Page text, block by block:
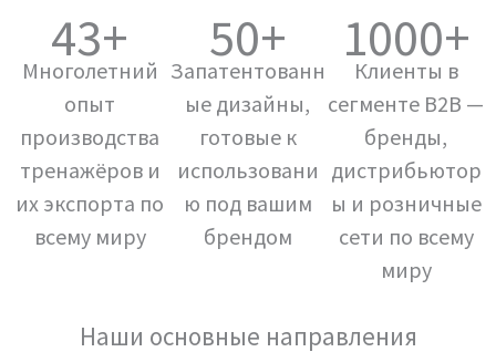
43+
Многолетний
опыт
производства
тренажёров и
их экспорта по
всему миру
50+
Запатентованн
ые дизайны,
готовые к
использовани
ю под вашим
брендом
1000+
Клиенты в
сегменте B2B —
бренды,
дистрибьютор
ы и розничные
сети по всему
миру
Наши основные направления